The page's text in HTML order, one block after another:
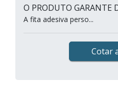
O PRODUTO GARANTE
A fita adesiva perso...
Cotar